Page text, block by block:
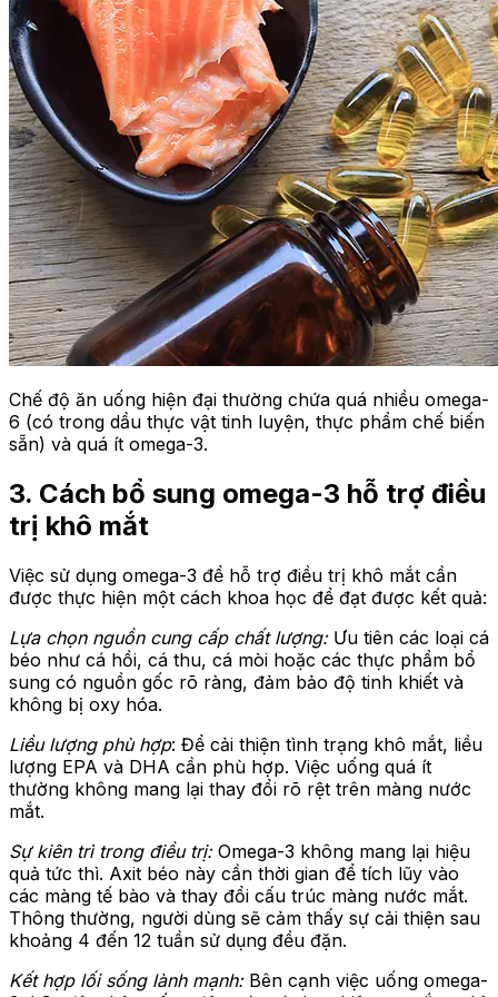
Chế độ ăn uống hiện đại thường chứa quá nhiều omega-
6 (có trong dầu thực vật tinh luyện, thực phẩm chế biến
sẵn) và quá ít omega-3.
3. Cách bổ sung omega-3 hỗ trợ điều
trị khô mắt
Việc sử dụng omega-3 để hỗ trợ điều trị khô mắt cần
được thực hiện một cách khoa học để đạt được kết quả:
Lựa chọn nguồn cung cấp chất lượng: Ưu tiên các loại cá
béo như cá hồi, cá thu, cá mòi hoặc các thực phẩm bổ
sung có nguồn gốc rõ ràng, đảm bảo độ tinh khiết và
không bị oxy hóa.
Liều lượng phù hợp: Để cải thiện tình trạng khô mắt, liều
lượng EPA và DHA cần phù hợp. Việc uống quá ít
thường không mang lại thay đổi rõ rệt trên màng nước
mắt.
Sự kiên trì trong điều trị: Omega-3 không mang lại hiệu
quả tức thì. Axit béo này cần thời gian để tích lũy vào
các màng tế bào và thay đổi cấu trúc màng nước mắt.
Thông thường, người dùng sẽ cảm thấy sự cải thiện sau
khoảng 4 đến 12 tuần sử dụng đều đặn.
Kết hợp lối sống lành mạnh: Bên cạnh việc uống omega-